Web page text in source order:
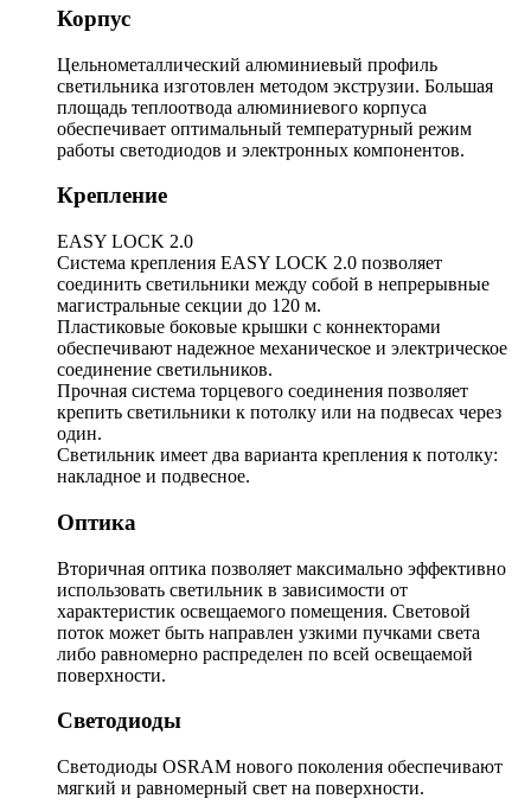
Корпус
Цельнометаллический алюминиевый профиль
светильника изготовлен методом экструзии. Большая
площадь теплоотвода алюминиевого корпуса
обеспечивает оптимальный температурный режим
работы светодиодов и электронных компонентов.
Крепление
EASY LOCK 2.0
Система крепления EASY LOCK 2.0 позволяет
соединить светильники между собой в непрерывные
магистральные секции до 120 м.
Пластиковые боковые крышки с коннекторами
обеспечивают надежное механическое и электрическое
соединение светильников.
Прочная система торцевого соединения позволяет
крепить светильники к потолку или на подвесах через
один.
Светильник имеет два варианта крепления к потолку:
накладное и подвесное.
Оптика
Вторичная оптика позволяет максимально эффективно
использовать светильник в зависимости от
характеристик освещаемого помещения. Световой
поток может быть направлен узкими пучками света
либо равномерно распределен по всей освещаемой
поверхности.
Светодиоды
Светодиоды OSRAM нового поколения обеспечивают
мягкий и равномерный свет на поверхности.